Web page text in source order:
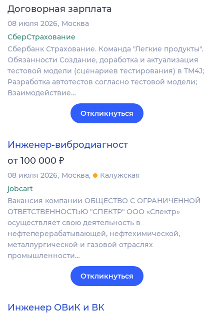
Договорная зарплата
08 июля 2026 Москва
СберСтрахование
Сбербанк Страхование. Команда "Легкие продукты".
Обязанности Создание, доработка и актуализация
тестовой модели (сценариев тестирования) в TM4J;
Разработка автотестов согласно тестовой модели;
Взаимодействие…
Откликнуться
Инженер-вибродиагност
от 100 000 ₽
08 июля 2026 Москва
Калужская
jobcart
Вакансия компании ОБЩЕСТВО С ОГРАНИЧЕННОЙ
ОТВЕТСТВЕННОСТЬЮ "СПЕКТР" ООО «Спектр»
осуществляет свою деятельность в
нефтеперерабатывающей, нефтехимической,
металлургической и газовой отраслях
промышленности…
Откликнуться
Инженер ОВиК и ВК